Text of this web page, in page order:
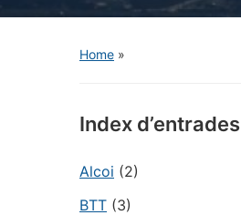
Home »
Index d’entrades
Alcoi (2)
BTT (3)